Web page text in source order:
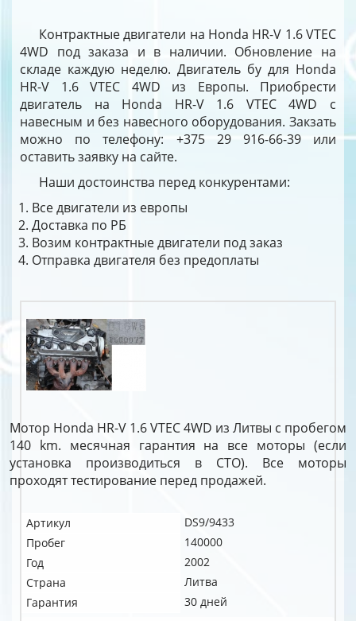
Контрактные двигатели на Honda HR-V 1.6 VTEC
4WD под заказа и в наличии. Обновление на
складе каждую неделю. Двигатель бу для Honda
HR-V 1.6 VTEC 4WD из Европы. Приобрести
двигатель на Honda HR-V 1.6 VTEC 4WD с
навесным и без навесного оборудования. Закзать
можно по телефону: +375 29 916-66-39 или
оставить заявку на сайте.
Наши достоинства перед конкурентами:
Все двигатели из европы
Доставка по РБ
Возим контрактные двигатели под заказ
Отправка двигателя без предоплаты
Мотор Honda HR-V 1.6 VTEC 4WD из Литвы с пробегом
140 km. месячная гарантия на все моторы (если
установка производиться в СТО). Все моторы
проходят тестирование перед продажей.
Артикул
DS9/9433
Пробег
140000
Год
2002
Страна
Литва
Гарантия
30 дней